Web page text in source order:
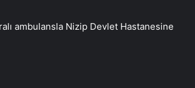
ambulansla Nizip Devlet Hastanesine